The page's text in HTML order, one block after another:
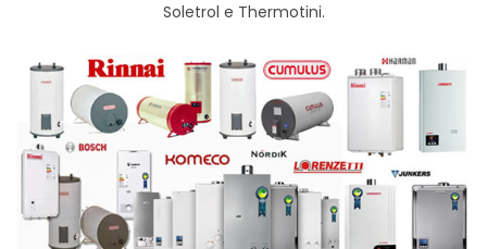
Soletrol e Thermotini.